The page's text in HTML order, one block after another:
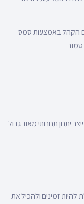
הקהל באמצעות סמס
יתרון תחרותי מאוד גדול
זמינים ולהכיל את